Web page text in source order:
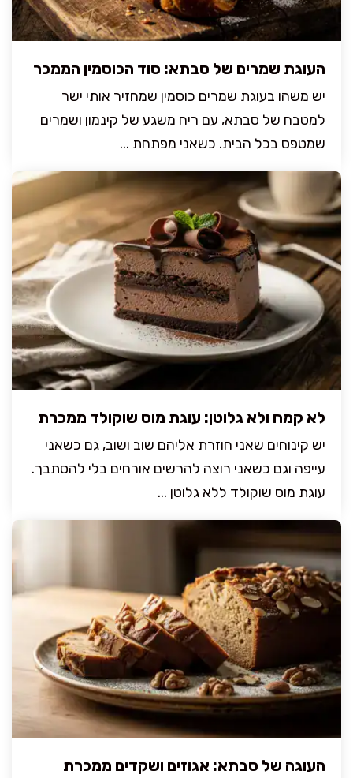
העוגת שמרים של סבתא: סוד הכוסמין הממכר
יש משהו בעוגת שמרים כוסמין שמחזיר אותי ישר
למטבח של סבתא, עם ריח משגע של קינמון ושמרים
שמטפס בכל הבית. כשאני מפתחת ...
לא קמח ולא גלוטן: עוגת מוס שוקולד ממכרת
יש קינוחים שאני חוזרת אליהם שוב ושוב, גם כשאני
עייפה וגם כשאני רוצה להרשים אורחים בלי להסתבך.
עוגת מוס שוקולד ללא גלוטן ...
העוגה של סבתא: אגוזים ושקדים ממכרת